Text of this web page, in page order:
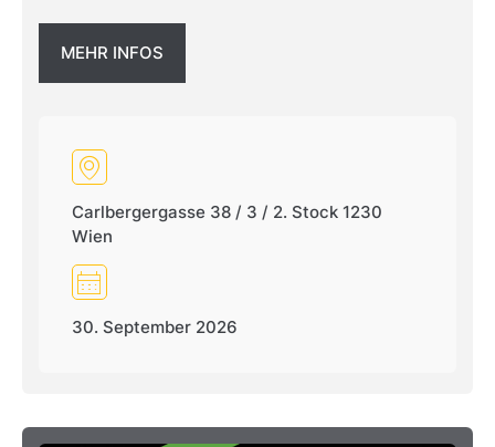
MEHR INFOS
Carlbergergasse 38 / 3 / 2. Stock 1230
Wien
30. September 2026